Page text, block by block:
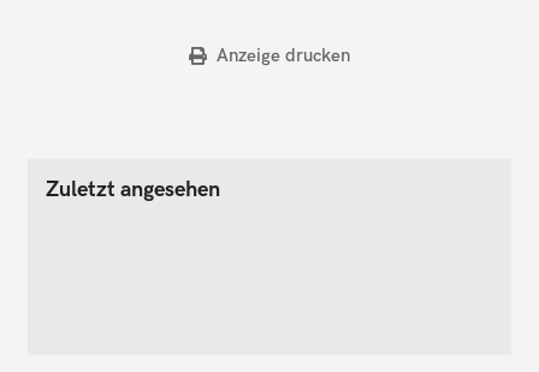
Anzeige drucken
Zuletzt angesehen